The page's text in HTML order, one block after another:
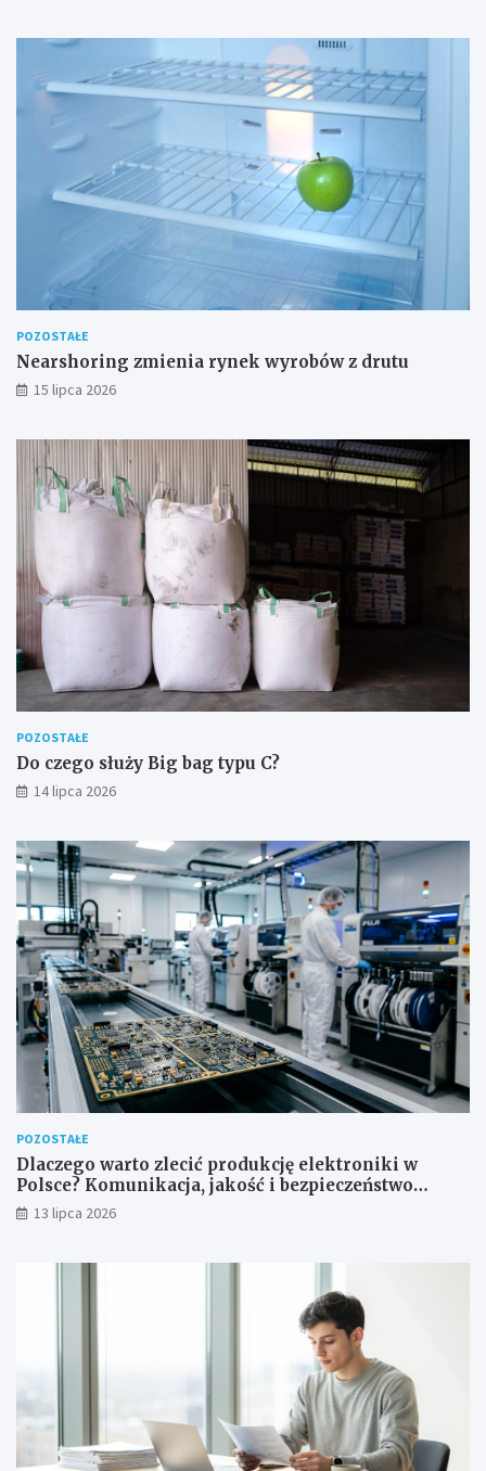
POZOSTAŁE
Nearshoring zmienia rynek wyrobów z drutu
15 lipca 2026
POZOSTAŁE
Do czego służy Big bag typu C?
14 lipca 2026
POZOSTAŁE
Dlaczego warto zlecić produkcję elektroniki w
Polsce? Komunikacja, jakość i bezpieczeństwo
dostaw
13 lipca 2026